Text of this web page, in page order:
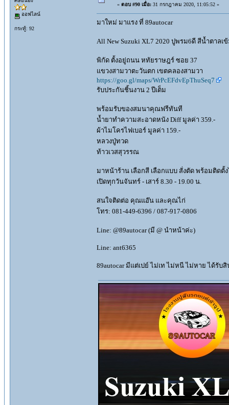
ออฟไลน์
กระทู้: 92
« ตอบ #90 เมื่อ: 31 กรกฎาคม 2020, 11:05:52 »
มาใหม่ มาแรง ที่ 89autocar
All New Suzuki XL7 2020 ปูพรม6ดี สีน้ำตาลเ
พิกัด ตั้งอยู่ถนน หทัยราษฎร์ ซอย 37
แขวงสามวาตะวันตก เขตคลองสามวา
https://goo.gl/maps/WrPcEFdvEpThuSeq7
รับประกันชิ้นงาน 2 ปีเต็ม
พร้อมรับของสมนาคุณฟรีทันที
น้ำยาทำความสะอาดหนัง Diff มูลค่า 359.-
ผ้าไมโครไฟเบอร์ มูลค่า 159.-
หลวงปู่ทวด
ท้าวเวสสุวรรณ
มาหน้าร้าน เลือกสี เลือกแบบ สั่งตัด พร้อมติดตั้ง
เปิดทุกวันจันทร์ - เสาร์ 8.30 - 19.00 น.
สนใจติดต่อ คุณแอ๊น และคุณไก่
โทร: 081-449-6396 / 087-917-0806
Line: @89autocar (มี @ นำหน้าค่ะ)
Line: ant6365
89autocar มีแต่เปย์ ไม่เท ไม่หนี ไม่หาย ได้รับ